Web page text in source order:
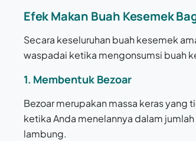
Efek Makan Buah Kesemek
Secara keseluruhan buah kesemek
waspadai ketika mengonsumsi buah
1. Membentuk Bezoar
Bezoar merupakan massa keras
ketika Anda menelannya dalam
lambung.